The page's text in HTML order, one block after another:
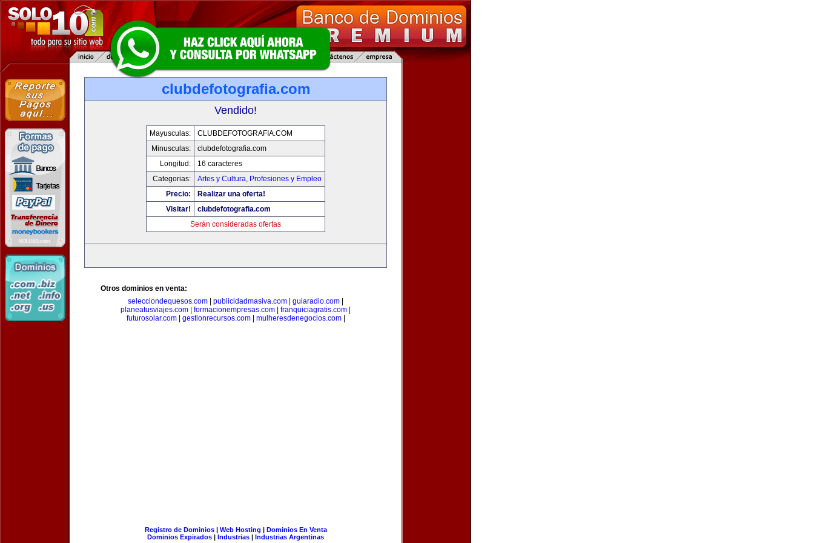
clubdefotografia.com
Vendido!
Mayusculas:
CLUBDEFOTOGRAFIA.COM
Minusculas:
clubdefotografia.com
Longitud:
16 caracteres
Categorias:
Artes y Cultura, Profesiones y Empleo
Precio:
Realizar una oferta!
Visitar!
clubdefotografia.com
Serán consideradas ofertas
Otros dominios en venta:
selecciondequesos.com
publicidadmasiva.com guiaradio.com
planeatusviajes.com
formacionempresas.com franquiciagratis.com
futurosolar.com| gestionrecursos.com| mulheresdenegocios.com|
Registro de Dominios| Web Hosting | Dominios En Venta
Dominios Expirados | Industrias | Industrias Argentinas